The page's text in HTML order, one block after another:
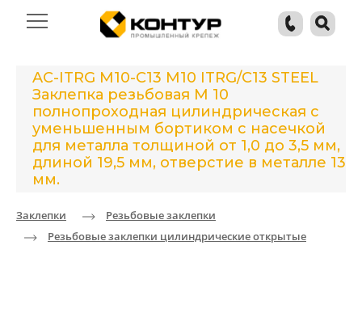
AC-ITRG M10-C13 M10 ITRG/C13 STEEL
Заклепка резьбовая М 10
полнопроходная цилиндрическая с
уменьшенным бортиком с насечкой
для металла толщиной от 1,0 до 3,5 мм,
длиной 19,5 мм, отверстие в металле 13
мм.
Заклепки
Резьбовые заклепки
Резьбовые заклепки цилиндрические открытые